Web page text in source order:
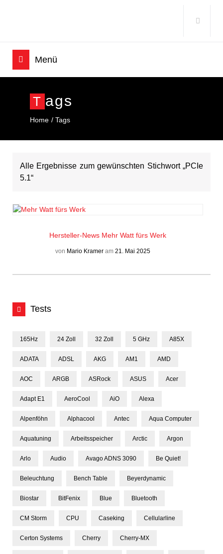
T Ags
Home Tags
Alle Ergebnisse zum gewünschten Stichwort „PCIe
5.1“
Hersteller-News Mehr Watt fürs Werk
von Mario Kramer am 21. Mai 2025
Tests
165Hz 24 Zoll 32 Zoll 5 GHz A85X
ADATA ADSL AKG AM1 AMD
AOC ARGB ASRock ASUS Acer
Adapt E1 AeroCool AiO Alexa
Alpenföhn Alphacool Antec Aqua Computer
Aquatuning Arbeitsspeicher Arctic Argon
Arlo Audio Avago ADNS 3090 Be Quiet!
Beleuchtung Bench Table Beyerdynamic
Biostar BitFenix Blue Bluetooth
CM Storm CPU Caseking Cellularline
Certon Systems Cherry Cherry-MX